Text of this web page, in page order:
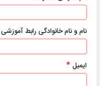
نام و نام خانوادگی رابط آموزشی
ایمیل